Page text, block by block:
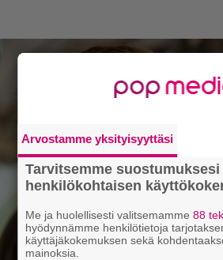
Arvostamme yksityisyyttäsi
Tarvitsemme
henkilökohtaisen
Me ja huolellisesti valitsemamme88
hyödynnämme henkilötietoja
käyttäjäkokemuksen sekä
mainoksia.